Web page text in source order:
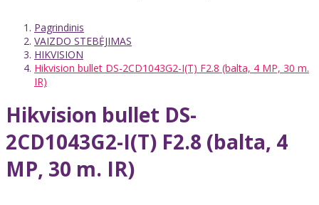
Pagrindinis
VAIZDO STEBĖJIMAS
HIKVISION
Hikvision bullet DS-2CD1043G2-I(T) F2.8 (balta, 4 MP, 30 m.
IR)
Hikvision bullet DS-
2CD1043G2-I(T) F2.8 (balta, 4
MP, 30 m. IR)